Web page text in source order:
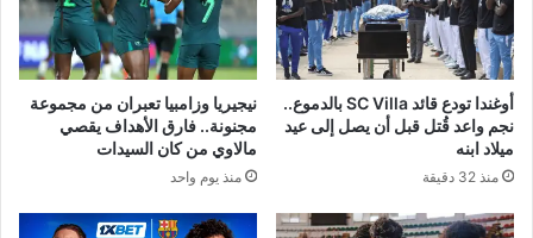
أوغندا تودع قائد SC Villa بالدموع..
نجم واعد قُتل قبل أن يصل إلى عيد
ميلاد ابنه
منذ 32 دقيقة
نيجيريا وزامبيا تعبران من مجموعة
مجنونة.. فارق الأهداف يقصي
مالاوي من كان السيدات
منذ يوم واحد